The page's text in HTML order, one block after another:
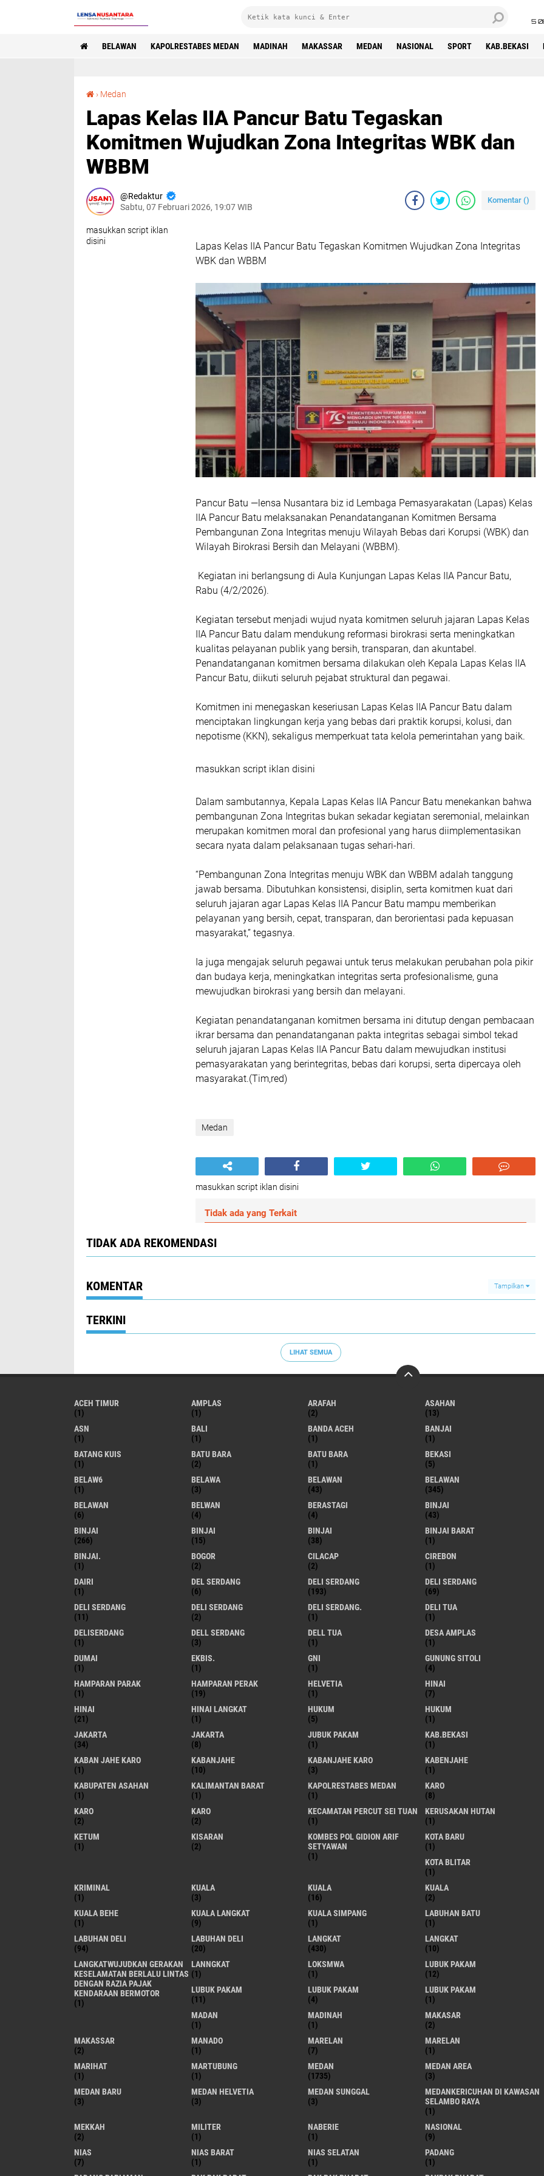
5
BELAWAN KAPOLRESTABES MEDAN MADINAH MAKASSAR MEDAN NASIONAL SPORT KAB.BEKASI
› Medan
Lapas Kelas IIA Pancur Batu Tegaskan
Komitmen Wujudkan Zona Integritas WBK dan
WBBM
Redaktur
Sabtu, 07 Februari 2026, 19:07 WIB
Komentar ()
masukkan script iklan
disini
Lapas Kelas IIA Pancur Batu Tegaskan Komitmen Wujudkan Zona Integritas
WBK dan WBBM
Pancur Batu —lensa Nusantara biz id Lembaga Pemasyarakatan (Lapas) Kelas
IIA Pancur Batu melaksanakan Penandatanganan Komitmen Bersama
Pembangunan Zona Integritas menuju Wilayah Bebas dari Korupsi (WBK) dan
Wilayah Birokrasi Bersih dan Melayani (WBBM).
Kegiatan ini berlangsung di Aula Kunjungan Lapas Kelas IIA Pancur Batu,
Rabu (4/2/2026).
Kegiatan tersebut menjadi wujud nyata komitmen seluruh jajaran Lapas Kelas
IIA Pancur Batu dalam mendukung reformasi birokrasi serta meningkatkan
kualitas pelayanan publik yang bersih, transparan, dan akuntabel.
Penandatanganan komitmen bersama dilakukan oleh Kepala Lapas Kelas IIA
Pancur Batu, diikuti seluruh pejabat struktural dan pegawai.
Komitmen ini menegaskan keseriusan Lapas Kelas IIA Pancur Batu dalam
menciptakan lingkungan kerja yang bebas dari praktik korupsi, kolusi, dan
nepotisme (KKN), sekaligus memperkuat tata kelola pemerintahan yang baik.
masukkan script iklan disini
Dalam sambutannya, Kepala Lapas Kelas IIA Pancur Batu menekankan bahwa
pembangunan Zona Integritas bukan sekadar kegiatan seremonial, melainkan
merupakan komitmen moral dan profesional yang harus diimplementasikan
secara nyata dalam pelaksanaan tugas sehari-hari.
“Pembangunan Zona Integritas menuju WBK dan WBBM adalah tanggung
jawab bersama. Dibutuhkan konsistensi, disiplin, serta komitmen kuat dari
seluruh jajaran agar Lapas Kelas IIA Pancur Batu mampu memberikan
pelayanan yang bersih, cepat, transparan, dan berorientasi pada kepuasan
masyarakat,” tegasnya.
Ia juga mengajak seluruh pegawai untuk terus melakukan perubahan pola pikir
dan budaya kerja, meningkatkan integritas serta profesionalisme, guna
mewujudkan birokrasi yang bersih dan melayani.
Kegiatan penandatanganan komitmen bersama ini ditutup dengan pembacaan
ikrar bersama dan penandatanganan pakta integritas sebagai simbol tekad
seluruh jajaran Lapas Kelas IIA Pancur Batu dalam mewujudkan institusi
pemasyarakatan yang berintegritas, bebas dari korupsi, serta dipercaya oleh
masyarakat.(Tim,red)
Medan
masukkan script iklan disini
Tidak ada yang Terkait
TIDAK ADA REKOMENDASI
KOMENTAR Tampilkan
TERKINI
LIHAT SEMUA
ACEH TIMUR
(1)
AMPLAS
(1)
ARAFAH
(2)
ASAHAN
(13)
ASN
(1)
BALI
(1)
BANDA ACEH
(1)
BANJAI
(1)
BATANG KUIS
(1)
BATU BARA
(2)
BATU BARA
(1)
BEKASI
(5)
BELAW6
(1)
BELAWA
(3)
BELAWAN
(43)
BELAWAN
(345)
BELAWAN
(6)
BELWAN
(4)
BERASTAGI
(4)
BINJAI
(43)
BINJAI
(266)
BINJAI
(15)
BINJAI
(38)
BINJAI BARAT
(1)
BINJAI.
(1)
BOGOR
(2)
CILACAP
(2)
CIREBON
(1)
DAIRI
(1)
DEL SERDANG
(6)
DELI SERDANG
(193)
DELI SERDANG
(69)
DELI SERDANG
(11)
DELI SERDANG
(2)
DELI SERDANG.
(1)
DELI TUA
(1)
DELISERDANG
(1)
DELL SERDANG
(3)
DELL TUA
(1)
DESA AMPLAS
(1)
DUMAI
(1)
EKBIS.
(1)
GNI
(1)
GUNUNG SITOLI
(4)
HAMPARAN PARAK
(1)
HAMPARAN PERAK
(19)
HELVETIA
(1)
HINAI
(7)
HINAI
(21)
HINAI LANGKAT
(1)
HUKUM
(5)
HUKUM
(1)
JAKARTA
(34)
JAKARTA
(8)
JUBUK PAKAM
(1)
KAB.BEKASI
(1)
KABAN JAHE KARO
(1)
KABANJAHE
(10)
KABANJAHE KARO
(3)
KABENJAHE
(1)
KABUPATEN ASAHAN
(1)
KALIMANTAN BARAT
(1)
KAPOLRESTABES MEDAN
(1)
KARO
(8)
KARO
(2)
KARO
(2)
KECAMATAN PERCUT SEI TUAN
(1)
KERUSAKAN HUTAN
(1)
KETUM
(1)
KISARAN
(2)
KOMBES POL GIDION ARIF
SETYAWAN
(1)
KOTA BARU
(1)
KOTA BLITAR
(1)
KRIMINAL
(1)
KUALA
(3)
KUALA
(16)
KUALA
(2)
KUALA BEHE
(1)
KUALA LANGKAT
(9)
KUALA SIMPANG
(1)
LABUHAN BATU
(1)
LABUHAN DELI
(94)
LABUHAN DELI
(20)
LANGKAT
(430)
LANGKAT
(10)
LANGKATWUJUDKAN GERAKAN
KESELAMATAN BERLALU LINTAS
DENGAN RAZIA PAJAK
KENDARAAN BERMOTOR
(1)
LANNGKAT
(1)
LOKSMWA
(1)
LUBUK PAKAM
(12)
LUBUK PAKAM
(11)
LUBUK PAKAM
(4)
LUBUK PAKAM
(1)
MADAN
(1)
MADINAH
(1)
MAKASAR
(2)
MAKASSAR
(2)
MANADO
(1)
MARELAN
(7)
MARELAN
(1)
MARIHAT
(1)
MARTUBUNG
(1)
MEDAN
(1735)
MEDAN AREA
(3)
MEDAN BARU
(3)
MEDAN HELVETIA
(3)
MEDAN SUNGGAL
(3)
MEDANKERICUHAN DI KAWASAN
SELAMBO RAYA
(1)
MEKKAH
(2)
MILITER
(1)
NABERIE
(1)
NASIONAL
(9)
NIAS
(7)
NIAS BARAT
(1)
NIAS SELATAN
(1)
PADANG
(1)